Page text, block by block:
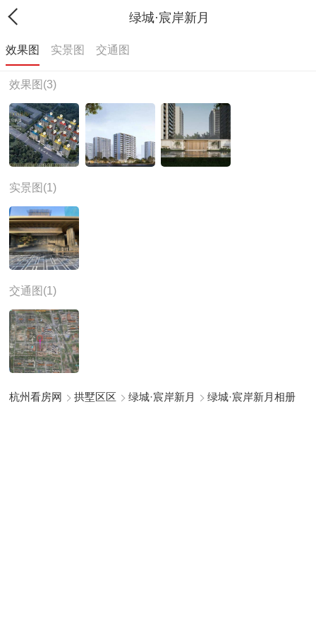
绿城·宸岸新月
效果图 实景图 交通图
效果图(3)
实景图(1)
交通图(1)
杭州看房网 拱墅区区 绿城·宸岸新月 绿城·宸岸新月相册